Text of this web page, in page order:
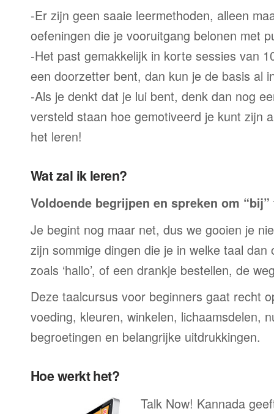
-Er zijn geen saaie leermethoden, alleen
oefeningen die je vooruitgang belonen met
-Het past gemakkelijk in korte sessies van
een doorzetter bent, dan kun je de basis al
-Als je denkt dat je lui bent, denk dan nog
versteld staan hoe gemotiveerd je kunt zijn
het leren!
Wat zal ik leren?
Voldoende begrijpen en spreken om
Je begint nog maar net, dus we gooien je
zijn sommige dingen die je in welke taal dan
zoals ‘hallo’, of een drankje bestellen, de
Deze taalcursus voor beginners gaat recht
voeding, kleuren, winkelen, lichaamsdelen,
begroetingen en belangrijke uitdrukkingen.
Hoe werkt het?
Talk Now! Kannada